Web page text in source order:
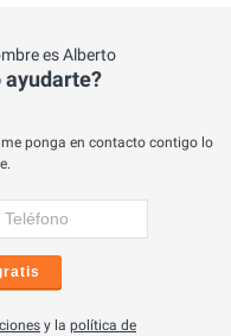
es Alberto
ayudarte?
ponga en contacto contigo lo
y la política de